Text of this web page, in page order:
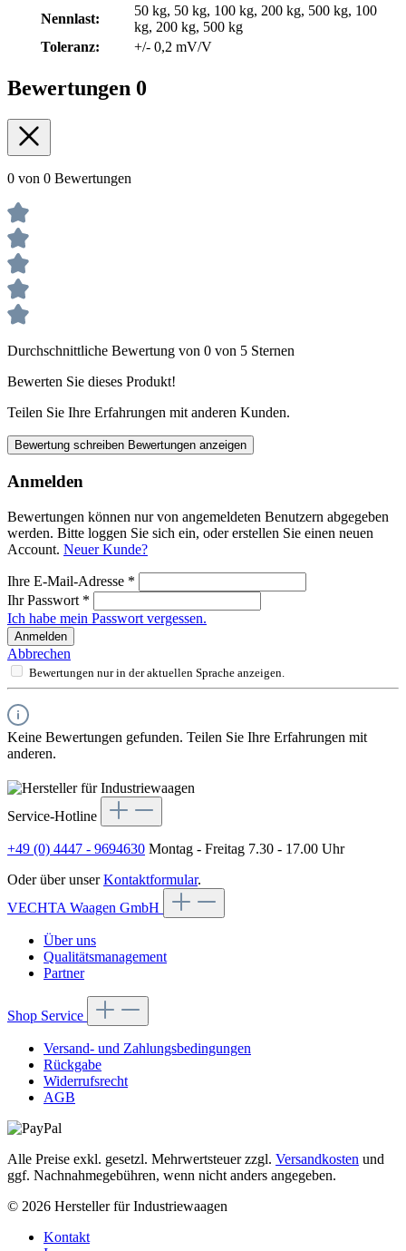
Nennlast:
50 kg, 50 kg, 100 kg, 200 kg, 500 kg, 100
kg, 200 kg, 500 kg
Toleranz:
+/- 0,2 mV/V
Bewertungen 0
0 von 0 Bewertungen
Durchschnittliche Bewertung von 0 von 5 Sternen
Bewerten Sie dieses Produkt!
Teilen Sie Ihre Erfahrungen mit anderen Kunden.
Bewertung schreiben Bewertungen anzeigen
Anmelden
Bewertungen können nur von angemeldeten Benutzern abgegeben
werden. Bitte loggen Sie sich ein, oder erstellen Sie einen neuen
Account. Neuer Kunde?
Ihre E-Mail-Adresse *
Ihr Passwort *
Ich habe mein Passwort vergessen.
Anmelden
Abbrechen
Bewertungen nur in der aktuellen Sprache anzeigen.
Keine Bewertungen gefunden. Teilen Sie Ihre Erfahrungen mit
anderen.
Service-Hotline
+49 (0) 4447 - 9694630 Montag - Freitag 7.30 - 17.00 Uhr
Oder über unserKontaktformular.
VECHTA Waagen GmbH
Über uns
Qualitätsmanagement
Partner
Shop Service
Versand- und Zahlungsbedingungen
Rückgabe
Widerrufsrecht
AGB
Alle Preise exkl. gesetzl. Mehrwertsteuer zzgl. Versandkosten und
ggf. Nachnahmegebühren, wenn nicht anders angegeben.
© 2026 Hersteller für Industriewaagen
Kontakt